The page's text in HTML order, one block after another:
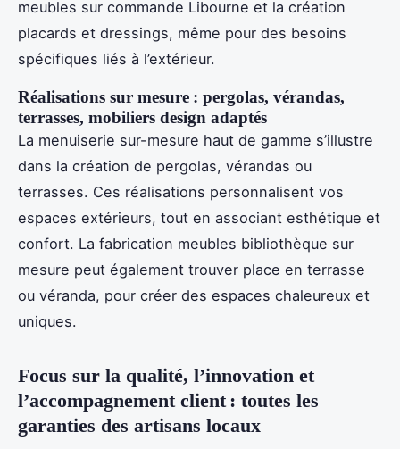
meubles sur commande Libourne et la création
placards et dressings, même pour des besoins
spécifiques liés à l’extérieur.
Réalisations sur mesure : pergolas, vérandas,
terrasses, mobiliers design adaptés
La menuiserie sur-mesure haut de gamme s’illustre
dans la création de pergolas, vérandas ou
terrasses. Ces réalisations personnalisent vos
espaces extérieurs, tout en associant esthétique et
confort. La fabrication meubles bibliothèque sur
mesure peut également trouver place en terrasse
ou véranda, pour créer des espaces chaleureux et
uniques.
Focus sur la qualité, l’innovation et
l’accompagnement client : toutes les
garanties des artisans locaux